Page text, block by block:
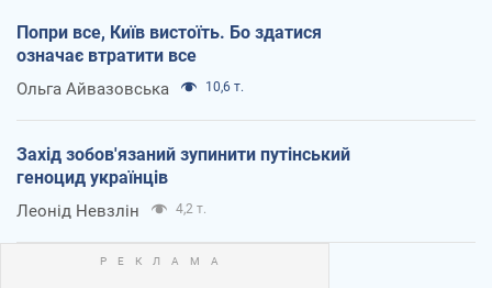
Попри все, Київ вистоїть. Бо здатися
означає втратити все
Ольга Айвазовська 10,6 т.
Захід зобов'язаний зупинити путінський
геноцид українців
Леонід Невзлін 4,2 т.